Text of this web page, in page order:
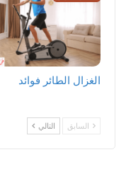
الغزال الطائر فوائد
السابق التالي